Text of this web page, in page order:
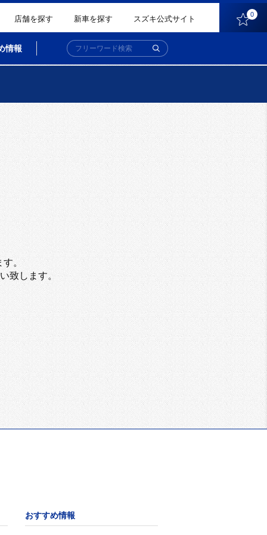
店舗を探す 新車を探す スズキ公式サイト 0
情報
す。
致します。
おすすめ情報